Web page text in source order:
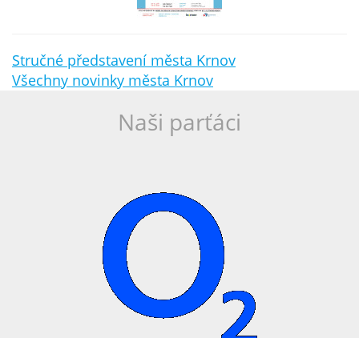
Stručné představení města Krnov
Všechny novinky města Krnov
Naši parťáci